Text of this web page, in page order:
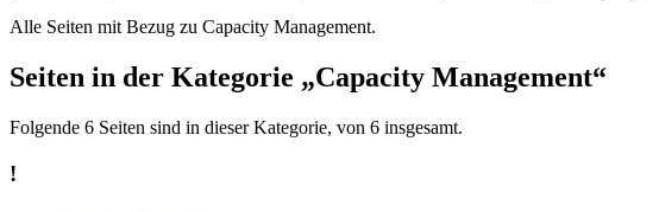
Alle Seiten mit Bezug zu Capacity Management.
Seiten in der Kategorie „Capacity Management“
Folgende 6 Seiten sind in dieser Kategorie, von 6 insgesamt.
!